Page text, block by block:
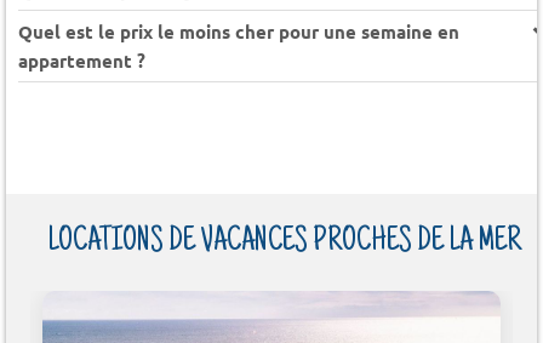
Quel est le prix le moins cher pour une semaine en
appartement ?
LOCATIONS DE VACANCES PROCHES DE LA MER